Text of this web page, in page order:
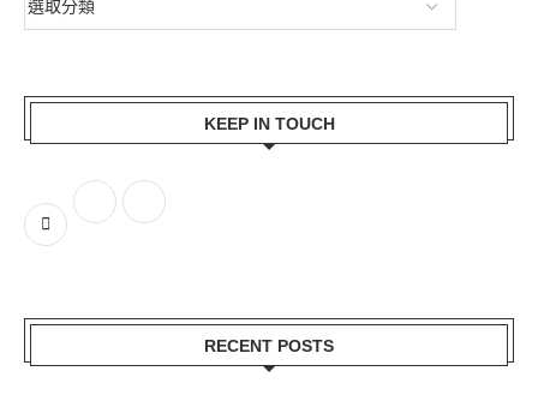
KEEP IN TOUCH
RECENT POSTS